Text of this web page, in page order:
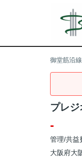
御堂筋沿
プレ
-
管理/共益
大阪府大